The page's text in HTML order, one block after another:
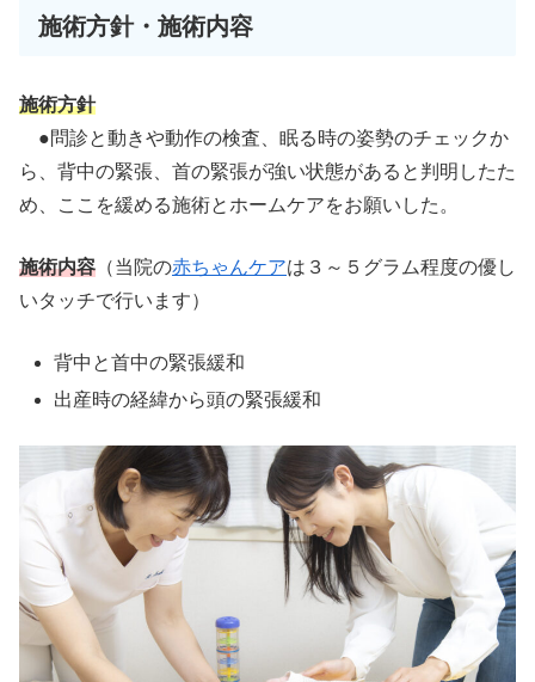
施術方針・施術内容
施術方針
●問診と動きや動作の検査、眠る時の姿勢のチェックか
ら、背中の緊張、首の緊張が強い状態があると判明したた
め、ここを緩める施術とホームケアをお願いした。
施術内容 （当院の赤ちゃんケアは３～５グラム程度の優し
いタッチで行います）
背中と首中の緊張緩和
出産時の経緯から頭の緊張緩和